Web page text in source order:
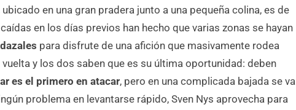
ubicado en una gran pradera junto a una pequeña colina, es de
en los días previos han hecho que varias zonas se hayan
para disfrute de una afición que masivamente rodea
y los dos saben que es su última oportunidad: deben
es el primero en atacar, pero en una complicada bajada se va
problema en levantarse rápido, Sven Nys aprovecha para